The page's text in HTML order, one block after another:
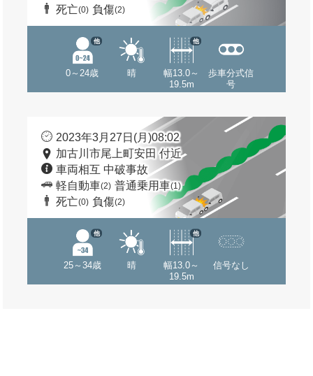
死亡(0) 負傷(2)
0～24歳
他
晴
幅13.0～
19.5m
他
歩車分式信
号
2023年3月27日(月)08:02
加古川市尾上町安田 付近
車両相互 中破事故
軽自動車(2) 普通乗用車(1)
死亡(0) 負傷(2)
25～34歳
他
晴
幅13.0～
19.5m
他
信号なし